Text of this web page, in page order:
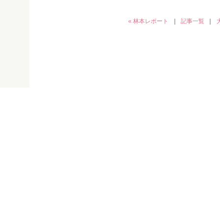
« 林本レポート ｜記事一覧